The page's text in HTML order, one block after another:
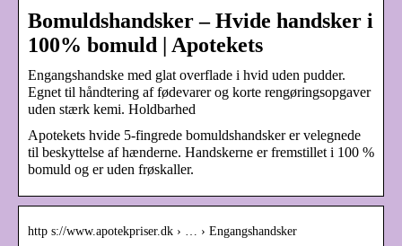
Bomuldshandsker – Hvide handsker i
100% bomuld | Apotekets
Engangshandske med glat overflade i hvid uden pudder.
Egnet til håndtering af fødevarer og korte rengøringsopgaver
uden stærk kemi. Holdbarhed
Apotekets hvide 5-fingrede bomuldshandsker er velegnede
til beskyttelse af hænderne. Handskerne er fremstillet i 100 %
bomuld og er uden frøskaller.
http s://www.apotekpriser.dk › … › Engangshandsker